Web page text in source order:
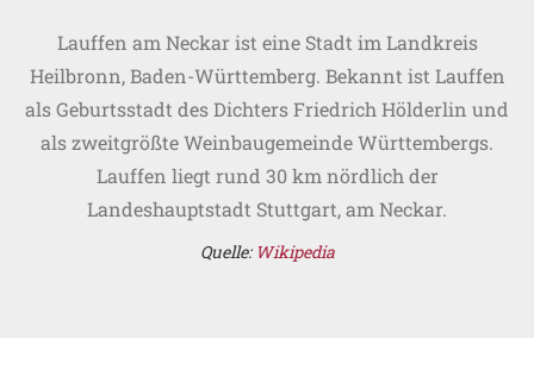
Lauffen am Neckar ist eine Stadt im Landkreis
Heilbronn, Baden-Württemberg. Bekannt ist Lauffen
als Geburtsstadt des Dichters Friedrich Hölderlin und
als zweitgrößte Weinbaugemeinde Württembergs.
Lauffen liegt rund 30 km nördlich der
Landeshauptstadt Stuttgart, am Neckar.
Quelle: Wikipedia